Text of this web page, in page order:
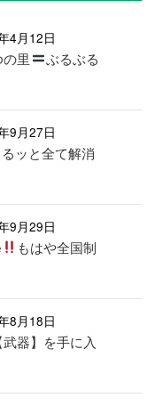
4月12日
の里
ぶるぶる
9月27日
ッと全て解消
9月29日
もはや全国制
8月18日
器】を手に入